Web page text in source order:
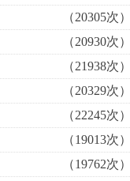
（20305次）
（20930次）
（21938次）
（20329次）
（22245次）
（19013次）
（19762次）